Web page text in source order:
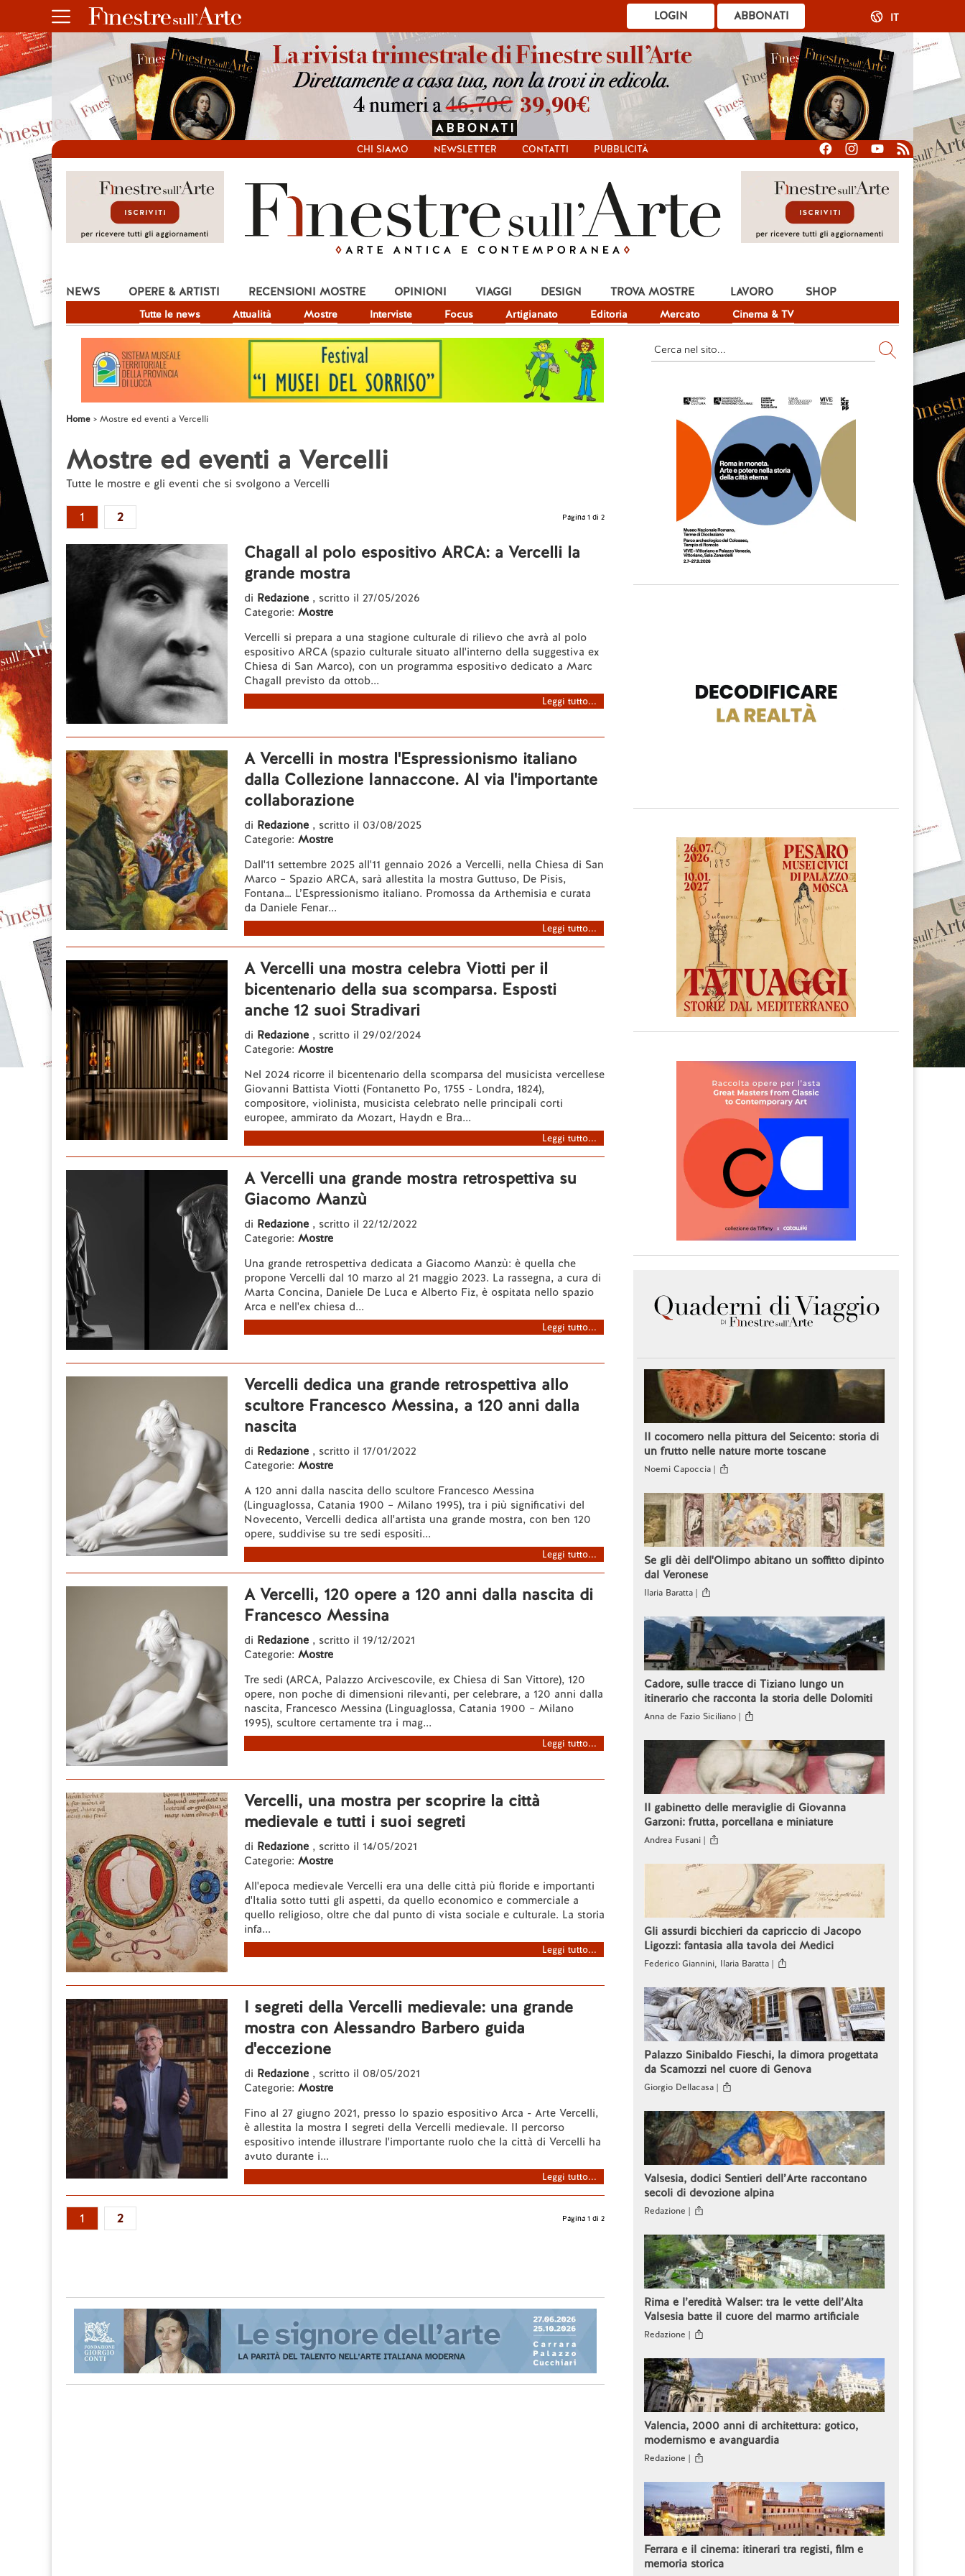
ABBONATI
LOGIN IT
CHI SIAMO NEWSLETTER CONTATTI PUBBLICITÀ
NEWS
Tutte le news Attualità Mostre Interviste Focus Artigianato Editoria Mercato Cinema & TV
OPERE & ARTISTI RECENSIONI MOSTRE OPINIONI VIAGGI DESIGN TROVA MOSTRE LAVORO SHOP
Home Mostre ed eventi a Vercelli
Mostre ed eventi a Vercelli
Tutte le mostre e gli eventi che si svolgono a Vercelli
1 2 Pagina 1 di 2
Chagall al polo espositivo ARCA: a Vercelli la
grande mostra
di Redazione , scritto il 27/05/2026
Categorie: Mostre
Vercelli si prepara a una stagione culturale di rilievo che avrà al polo
espositivo ARCA (spazio culturale situato all'interno della suggestiva ex
Chiesa di San Marco), con un programma espositivo dedicato a Marc
Chagall previsto da ottob...
Leggi tutto...
A Vercelli in mostra l'Espressionismo italiano
dalla Collezione Iannaccone. Al via l'importante
collaborazione
di Redazione , scritto il 03/08/2025
Categorie: Mostre
Dall'11 settembre 2025 all'11 gennaio 2026 a Vercelli, nella Chiesa di San
Marco – Spazio ARCA, sarà allestita la mostra Guttuso, De Pisis,
Fontana… L’Espressionismo italiano. Promossa da Arthemisia e curata
da Daniele Fenar...
Leggi tutto...
A Vercelli una mostra celebra Viotti per il
bicentenario della sua scomparsa. Esposti
anche 12 suoi Stradivari
di Redazione , scritto il 29/02/2024
Categorie: Mostre
Nel 2024 ricorre il bicentenario della scomparsa del musicista vercellese
Giovanni Battista Viotti (Fontanetto Po, 1755 - Londra, 1824),
compositore, violinista, musicista celebrato nelle principali corti
europee, ammirato da Mozart, Haydn e Bra...
Leggi tutto...
A Vercelli una grande mostra retrospettiva su
Giacomo Manzù
di Redazione , scritto il 22/12/2022
Categorie: Mostre
Una grande retrospettiva dedicata a Giacomo Manzù: è quella che
propone Vercelli dal 10 marzo al 21 maggio 2023. La rassegna, a cura di
Marta Concina, Daniele De Luca e Alberto Fiz, è ospitata nello spazio
Arca e nell'ex chiesa d...
Leggi tutto...
Vercelli dedica una grande retrospettiva allo
scultore Francesco Messina, a 120 anni dalla
nascita
di Redazione , scritto il 17/01/2022
Categorie: Mostre
A 120 anni dalla nascita dello scultore Francesco Messina
(Linguaglossa, Catania 1900 – Milano 1995), tra i più significativi del
Novecento, Vercelli dedica all'artista una grande mostra, con ben 120
opere, suddivise su tre sedi espositi...
Leggi tutto...
A Vercelli, 120 opere a 120 anni dalla nascita di
Francesco Messina
di Redazione , scritto il 19/12/2021
Categorie: Mostre
Tre sedi (ARCA, Palazzo Arcivescovile, ex Chiesa di San Vittore), 120
opere, non poche di dimensioni rilevanti, per celebrare, a 120 anni dalla
nascita, Francesco Messina (Linguaglossa, Catania 1900 – Milano
1995), scultore certamente tra i mag...
Leggi tutto...
Vercelli, una mostra per scoprire la città
medievale e tutti i suoi segreti
di Redazione , scritto il 14/05/2021
Categorie: Mostre
All'epoca medievale Vercelli era una delle città più floride e importanti
d'Italia sotto tutti gli aspetti, da quello economico e commerciale a
quello religioso, oltre che dal punto di vista sociale e culturale. La storia
infa...
Leggi tutto...
I segreti della Vercelli medievale: una grande
mostra con Alessandro Barbero guida
d'eccezione
di Redazione , scritto il 08/05/2021
Categorie: Mostre
Fino al 27 giugno 2021, presso lo spazio espositivo Arca - Arte Vercelli,
è allestita la mostra I segreti della Vercelli medievale. Il percorso
espositivo intende illustrare l'importante ruolo che la città di Vercelli ha
avuto durante i...
Leggi tutto...
1 2 Pagina 1 di 2
Il cocomero nella pittura del Seicento: storia di
un frutto nelle nature morte toscane
Noemi Capoccia |
Se gli dèi dell'Olimpo abitano un soffitto dipinto
dal Veronese
Ilaria Baratta |
Cadore, sulle tracce di Tiziano lungo un
itinerario che racconta la storia delle Dolomiti
Anna de Fazio Siciliano |
Il gabinetto delle meraviglie di Giovanna
Garzoni: frutta, porcellana e miniature
Andrea Fusani |
Gli assurdi bicchieri da capriccio di Jacopo
Ligozzi: fantasia alla tavola dei Medici
Federico Giannini, Ilaria Baratta |
Palazzo Sinibaldo Fieschi, la dimora progettata
da Scamozzi nel cuore di Genova
Giorgio Dellacasa |
Valsesia, dodici Sentieri dell’Arte raccontano
secoli di devozione alpina
Redazione |
Rima e l’eredità Walser: tra le vette dell’Alta
Valsesia batte il cuore del marmo artificiale
Redazione |
Valencia, 2000 anni di architettura: gotico,
modernismo e avanguardia
Redazione |
Ferrara e il cinema: itinerari tra registi, film e
memoria storica